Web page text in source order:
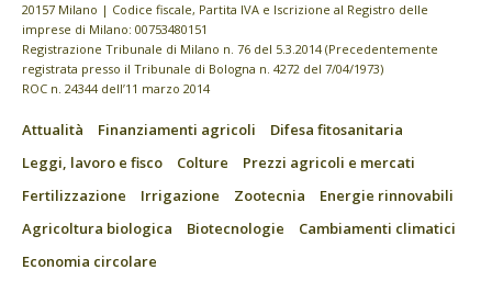
20157 Milano | Codice fiscale, Partita IVA e Iscrizione al Registro delle
imprese di Milano: 00753480151
Registrazione Tribunale di Milano n. 76 del 5.3.2014 (Precedentemente
registrata presso il Tribunale di Bologna n. 4272 del 7/04/1973)
ROC n. 24344 dell’11 marzo 2014
Attualità Finanziamenti agricoli
Difesa fitosanitaria
Leggi, lavoro e fisco
Colture
Prezzi agricoli e mercati
Fertilizzazione
Irrigazione Zootecnia
Energie rinnovabili
Agricoltura biologica
Biotecnologie
Cambiamenti climatici
Economia circolare